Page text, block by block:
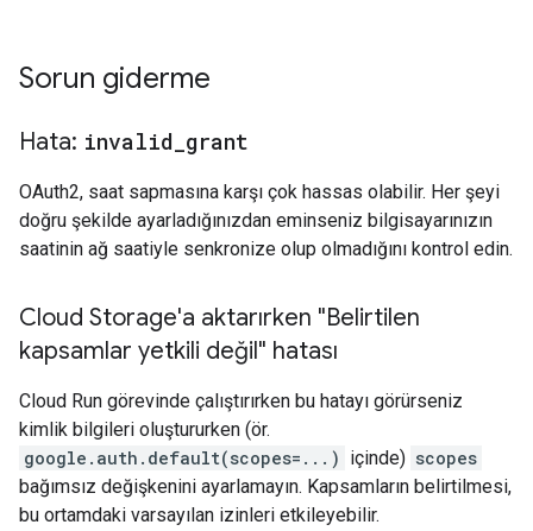
Sorun giderme
Hata: invalid grant
OAuth2, saat sapmasına karşı çok hassas olabilir. Her şeyi
doğru şekilde ayarladığınızdan eminseniz bilgisayarınızın
saatinin ağ saatiyle senkronize olup olmadığını kontrol edin.
Cloud Storage'a aktarırken "Belirtilen
kapsamlar yetkili değil" hatası
Cloud Run görevinde çalıştırırken bu hatayı görürseniz
kimlik bilgileri oluştururken (ör.
google.auth.default(scopes=...) içinde) scopes
bağımsız değişkenini ayarlamayın. Kapsamların belirtilmesi,
bu ortamdaki varsayılan izinleri etkileyebilir.